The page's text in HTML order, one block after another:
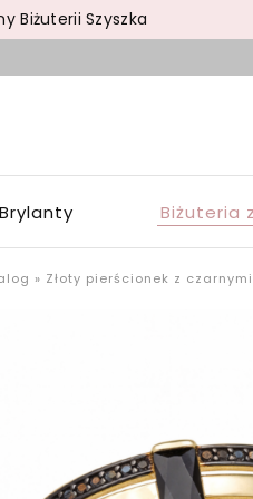
Biżuterii Szyszka
Brylanty Biżuteria
» Złoty pierścionek z